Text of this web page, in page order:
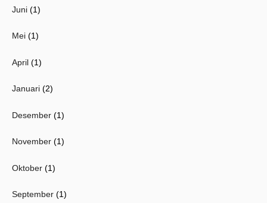
Juni (1)
Mei (1)
April (1)
Januari (2)
Desember (1)
November (1)
Oktober (1)
September (1)